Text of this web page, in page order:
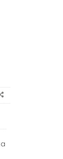
Share
this